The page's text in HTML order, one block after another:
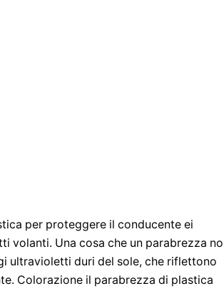
per proteggere il conducente ei
volanti. Una cosa che un parabrezza
ultravioletti duri del sole, che riflettono
Colorazione il parabrezza di plastica